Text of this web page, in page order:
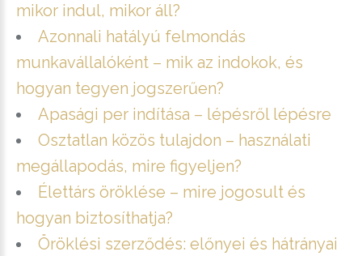
mikor indul, mikor áll?
Azonnali hatályú felmondás
munkavállalóként – mik az indokok, és
hogyan tegyen jogszerűen?
Apasági per indítása – lépésről lépésre
Osztatlan közös tulajdon – használati
megállapodás, mire figyeljen?
Élettárs öröklése – mire jogosult és
hogyan biztosíthatja?
Öröklési szerződés: előnyei és hátrányai